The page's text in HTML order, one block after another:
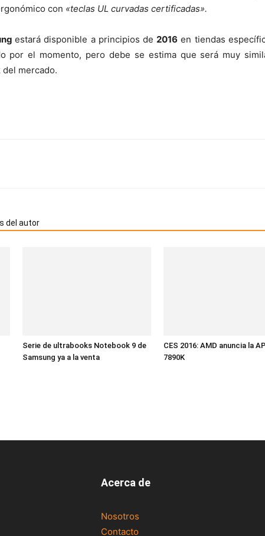
con «teclas UL curvadas certificadas».
estará disponible a principios de2016 en tiendas
por el momento, pero debe se estima que será muy
del mercado.
del autor
Serie de ultrabooks Notebook 9 de
Samsung ya a la venta
CES 2016: AMD anuncia la
7890K
Acerca de
Nosotros
Contacto